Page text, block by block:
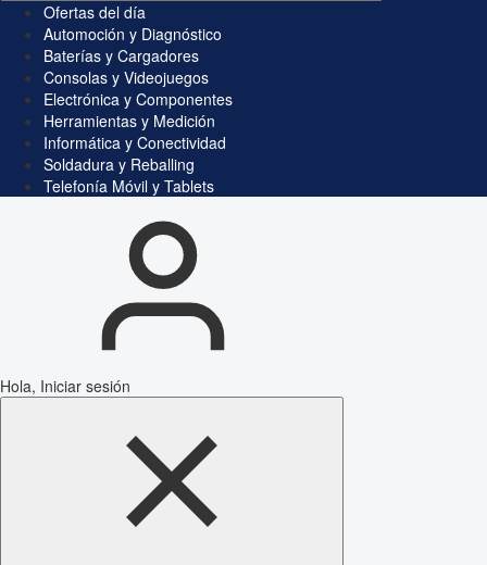
Ofertas del día
Automoción y Diagnóstico
Baterías y Cargadores
Consolas y Videojuegos
Electrónica y Componentes
Herramientas y Medición
Informática y Conectividad
Soldadura y Reballing
Telefonía Móvil y Tablets
Hola, Iniciar sesión